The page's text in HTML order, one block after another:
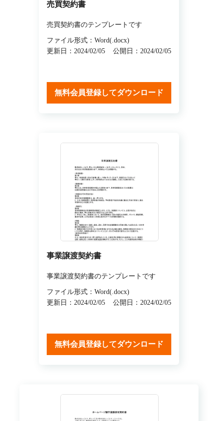
売買契約書
売買契約書のテンプレートです
ファイル形式：Word(.docx)
更新日：2024/02/05
公開日：2024/02/05
無料会員登録してダウンロード
事業譲渡契約書
事業譲渡契約書のテンプレートです
ファイル形式：Word(.docx)
更新日：2024/02/05
公開日：2024/02/05
無料会員登録してダウンロード